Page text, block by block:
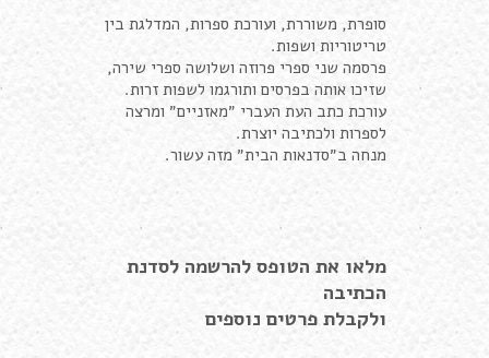
סופרת, משוררת, ועורכת ספרות, המדלגת בין
טריטוריות ושפות.
פרסמה שני ספרי פרוזה ושלושה ספרי שירה,
שזיכו אותה בפרסים ותורגמו לשפות זרות.
עורכת כתב העת העברי ״מאזניים״ ומרצה
לספרות ולכתיבה יוצרת.
מנחה ב״סדנאות הבית״ מזה עשור.
מלאו את הטופס להרשמה לסדנת
הכתיבה
ולקבלת פרטים נוספים